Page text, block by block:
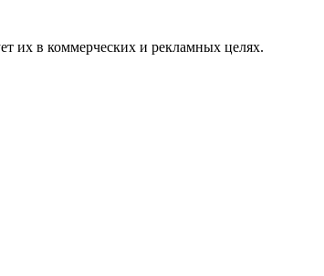
их в коммерческих и рекламных целях.